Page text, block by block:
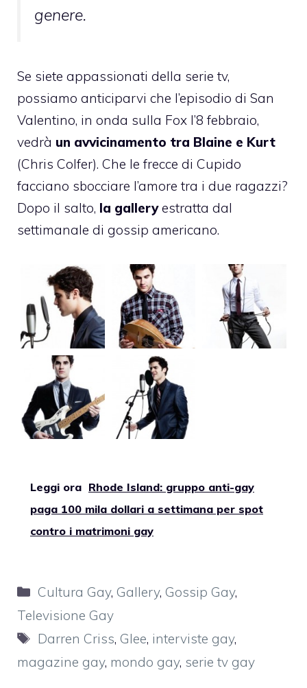
genere.
Se siete appassionati della serie tv,
possiamo anticiparvi che l’episodio di San
Valentino, in onda sulla Fox l’8 febbraio,
vedrà un avvicinamento tra Blaine e Kurt
(Chris Colfer). Che le frecce di Cupido
facciano sbocciare l’amore tra i due ragazzi?
Dopo il salto, la galleryestratta dal
settimanale di gossip americano.
Leggi ora Rhode Island: gruppo anti-gay
paga 100 mila dollari a settimana per spot
contro i matrimoni gay
Categorie
Cultura Gay, Gallery, Gossip Gay,
Televisione Gay
Tag
Darren Criss, Glee, interviste gay,
magazine gay, mondo gay, serie tv gay